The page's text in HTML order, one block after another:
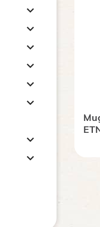







